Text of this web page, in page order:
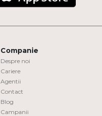
Companie
Despre noi
Cariere
Agentii
Contact
Blog
Campanii